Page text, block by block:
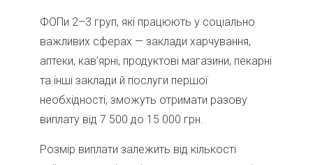
ФОПи 2–3 груп, які працюють у соціально
важливих сферах — заклади харчування,
аптеки, кав’ярні, продуктові магазини, пекарні
та інші заклади й послуги першої
необхідності, зможуть отримати разову
виплату від 7 500 до 15 000 грн.
Розмір виплати залежить від кількості